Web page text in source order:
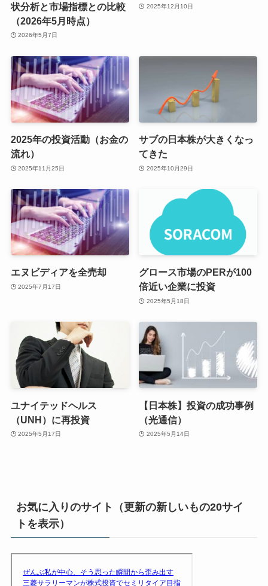
状分析と市場指標との比較
（2026年5月時点）
2026年5月7日
2025年12月10日
2025年の投資活動（お金の
流れ）
2025年11月25日
サブの日本株が大きくなっ
てきた
2025年10月29日
エヌビディアを全売却
2025年7月17日
グロース市場のPERが100
倍近い企業に投資
2025年5月18日
ユナイテッドヘルス
（UNH）に再投資
2025年5月17日
【日本株】投資の成功事例
（光通信）
2025年5月14日
お気に入りのサイト（更新の新しいもの20サイ
トを表示）